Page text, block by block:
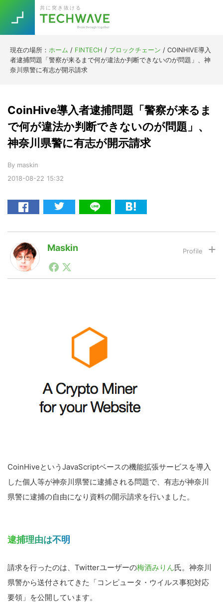
primary
navigation
main
content
primary
sidebar
footer
共に突き抜ける
現在の場所： ホーム / FINTECH / ブロックチェーン / COINHIVE導入
者逮捕問題「警察が来るまで何が違法か判断できないのが問題」、神
奈川県警に有志が開示請求
2018-08-22 15:32
CoinHive導入者逮捕問題「警察が来るま
で何が違法か判断できないのが問題」、
神奈川県警に有志が開示請求
By maskin
Maskin
1990年代初頭から記者としてまた起業家としてITスタ
ートアップ業界のハードウェアからソフトウェアの事業
スクとして数億PV事業に。世界最大IT系メディア（ス
ペイン）の元日本編集長、World Innovation Lab(WiL)
などを経て、現在、スタートアップ支援側の取り組みに
注力中。
CoinHiveというJavaScriptベースの機能拡張サービスを導入
した個人等が神奈川県警に逮捕される問題で、有志が神奈川
県警に逮捕の自由になり資料の開示請求を行いました。
逮捕理由は不明
請求を行ったのは、Twitterユーザーの梅酒みりん氏。神奈川
県警から送付されてきた「コンピュータ・ウイルス事犯対応
要領」を公開しています。
TOPICS
暗号資産
LINE
Block Data Bank
Trend
Keywords
今話題の注目キーワード
5G Asana テレワーク
ニューノーマル
Daily Weekly